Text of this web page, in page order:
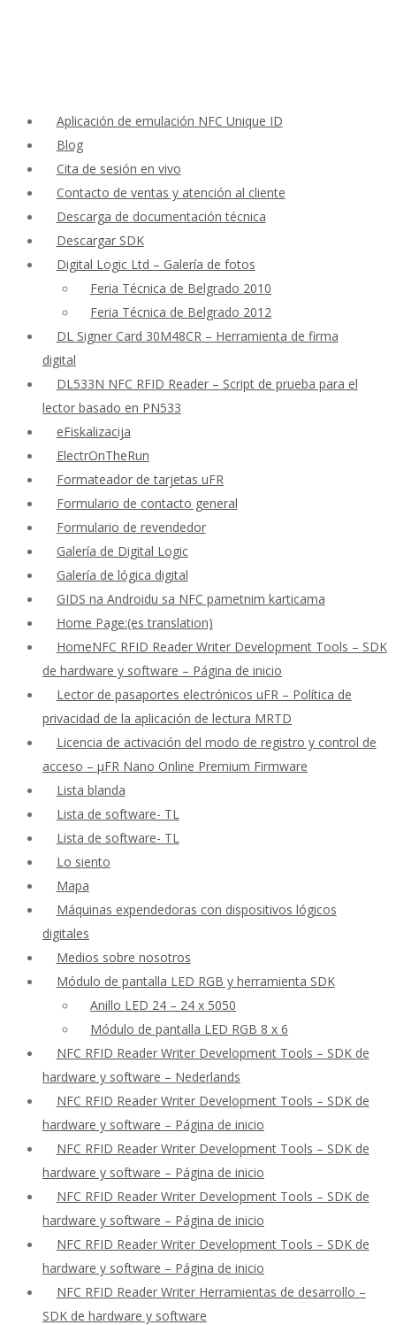
Aplicación de emulación NFC Unique ID
Blog
Cita de sesión en vivo
Contacto de ventas y atención al cliente
Descarga de documentación técnica
Descargar SDK
Digital Logic Ltd – Galería de fotos
Feria Técnica de Belgrado 2010
Feria Técnica de Belgrado 2012
DL Signer Card 30M48CR – Herramienta de firma
digital
DL533N NFC RFID Reader – Script de prueba para el
lector basado en PN533
eFiskalizacija
ElectrOnTheRun
Formateador de tarjetas uFR
Formulario de contacto general
Formulario de revendedor
Galería de Digital Logic
Galería de lógica digital
GIDS na Androidu sa NFC pametnim karticama
Home Page:(es translation)
HomeNFC RFID Reader Writer Development Tools – SDK
de hardware y software – Página de inicio
Lector de pasaportes electrónicos uFR – Política de
privacidad de la aplicación de lectura MRTD
Licencia de activación del modo de registro y control de
acceso – μFR Nano Online Premium Firmware
Lista blanda
Lista de software- TL
Lista de software- TL
Lo siento
Mapa
Máquinas expendedoras con dispositivos lógicos
digitales
Medios sobre nosotros
Módulo de pantalla LED RGB y herramienta SDK
Anillo LED 24 – 24 x 5050
Módulo de pantalla LED RGB 8 x 6
NFC RFID Reader Writer Development Tools – SDK de
hardware y software – Nederlands
NFC RFID Reader Writer Development Tools – SDK de
hardware y software – Página de inicio
NFC RFID Reader Writer Development Tools – SDK de
hardware y software – Página de inicio
NFC RFID Reader Writer Development Tools – SDK de
hardware y software – Página de inicio
NFC RFID Reader Writer Development Tools – SDK de
hardware y software – Página de inicio
NFC RFID Reader Writer Herramientas de desarrollo –
SDK de hardware y software